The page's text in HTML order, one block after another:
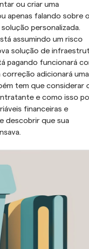
ou criar uma
apenas falando sobre
personalizada.
assumindo um risco
solução de
pagando funcionará
adicionará uma
tem que considerar
e como isso
financeiras e
descobrir que sua